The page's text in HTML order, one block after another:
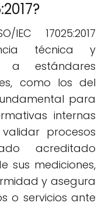
17025:2017
técnica y
a estándares
como los del
para
internas
procesos
acreditado
sus mediciones,
y asegura
o servicios ante